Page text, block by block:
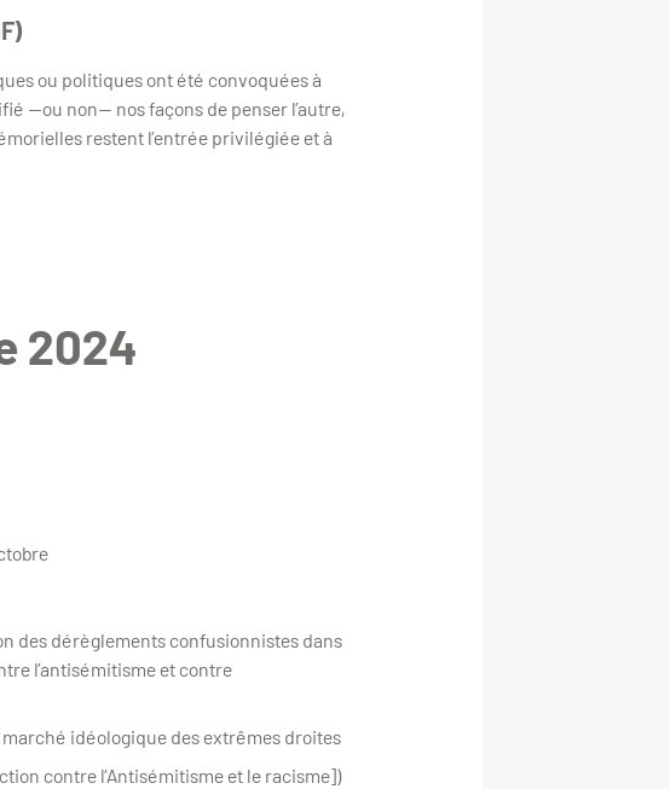
ou politiques ont été convoquées à
—ou non— nos façons de penser l’autre,
restent l’entrée privilégiée et à
2024
des dérèglements confusionnistes dans
l’antisémitisme et contre
marché idéologique des extrêmes droites
contre l’Antisémitisme et le racisme])